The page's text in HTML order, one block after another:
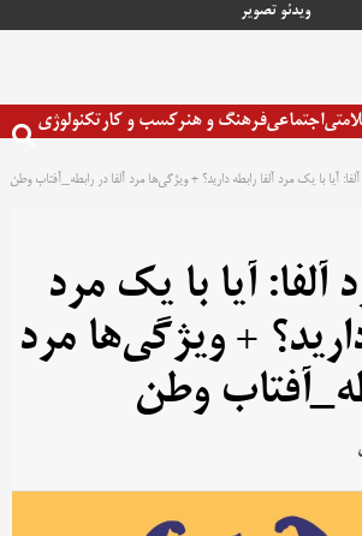
ویدئو تصویر
اجتماعیفرهنگ و هنرکسب و کارتکنولوژی
آلفا: آیا با یک مرد آلفا رابطه دارید؟ + ویژگی‌ها مرد آلفا در رابطه_آفتاب وطن
آلفا: آیا با یک مرد
+ ویژگی‌ها مرد
وطن